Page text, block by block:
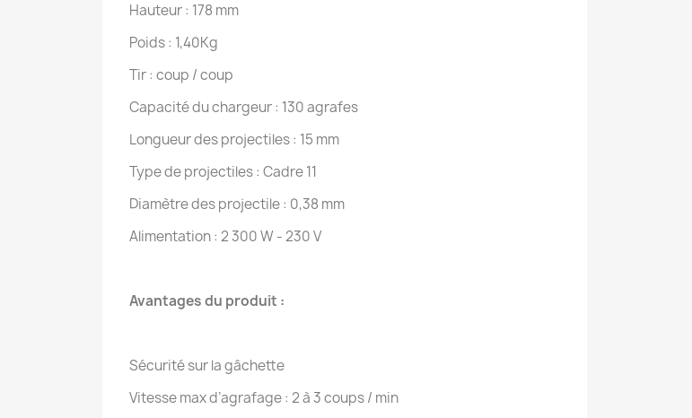
Hauteur : 178 mm
Poids : 1,40Kg
Tir : coup / coup
Capacité du chargeur : 130 agrafes
Longueur des projectiles : 15 mm
Type de projectiles : Cadre 11
Diamètre des projectile : 0,38 mm
Alimentation : 2 300 W - 230 V
Avantages du produit :
Sécurité sur la gâchette
Vitesse max d’agrafage : 2 à 3 coups / min